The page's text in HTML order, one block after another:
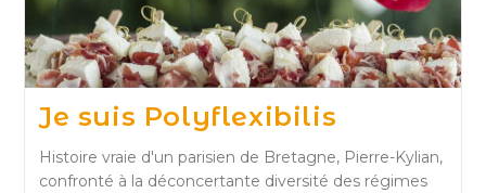
Je suis Polyflexibilis
Histoire vraie d'un parisien de Bretagne, Pierre-Kylian,
confronté à la déconcertante diversité des régimes